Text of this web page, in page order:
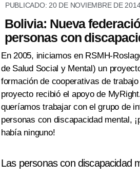
PUBLICADO: 20 DE NOVIEMBRE DE
Bolivia: Nueva
personas con
En 2005, iniciamos en RSMH-
de Salud Social y Mental) un
formación de cooperativas de
proyecto recibió el apoyo de
queríamos trabajar con el grupo de
personas con discapacidad mental,
había ninguno!
Las personas con discapacidad